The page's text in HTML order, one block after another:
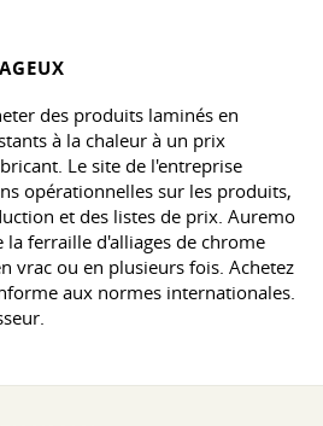
des produits laminés en
à la chaleur à un prix
Le site de l'entreprise
opérationnelles sur les produits,
et des listes de prix. Auremo
la ferraille d'alliages de chrome
vrac ou en plusieurs fois. Achetez
aux normes internationales.